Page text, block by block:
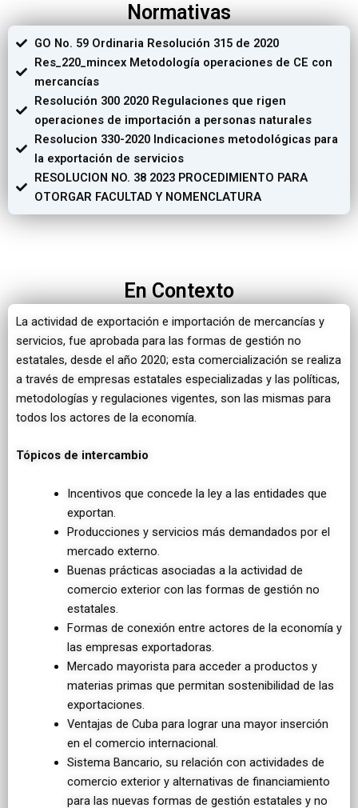
Normativas
GO No. 59 Ordinaria Resolución 315 de 2020
Res_220_mincex Metodología operaciones de CE con
mercancías
Resolución 300 2020 Regulaciones que rigen
operaciones de importación a personas naturales
Resolucion 330-2020 Indicaciones metodológicas para
la exportación de servicios
RESOLUCION NO. 38 2023 PROCEDIMIENTO PARA
OTORGAR FACULTAD Y NOMENCLATURA
En Contexto
La actividad de exportación e importación de mercancías y
servicios, fue aprobada para las formas de gestión no
estatales, desde el año 2020; esta comercialización se realiza
a través de empresas estatales especializadas y las políticas,
metodologías y regulaciones vigentes, son las mismas para
todos los actores de la economía.
Tópicos de intercambio
Incentivos que concede la ley a las entidades que
exportan.
Producciones y servicios más demandados por el
mercado externo.
Buenas prácticas asociadas a la actividad de
comercio exterior con las formas de gestión no
estatales.
Formas de conexión entre actores de la economía y
las empresas exportadoras.
Mercado mayorista para acceder a productos y
materias primas que permitan sostenibilidad de las
exportaciones.
Ventajas de Cuba para lograr una mayor inserción
en el comercio internacional.
Sistema Bancario, su relación con actividades de
comercio exterior y alternativas de financiamiento
para las nuevas formas de gestión estatales y no